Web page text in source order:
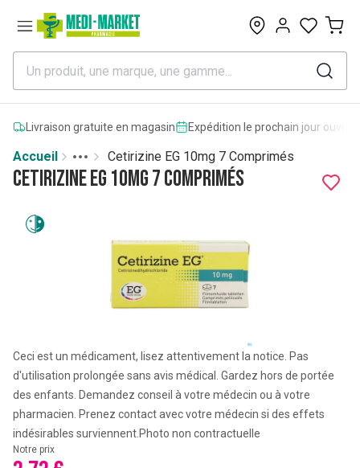
0
Livraison gratuite en magasin Expédition le prochain jour
Accueil
More
Toggle menu
Cetirizine EG 10mg 7 Comprimés
Cetirizine EG 10mg 7 Comprimés
Ceci est un médicament, lisez attentivement la notice. Pas
d'utilisation prolongée sans avis médical. Gardez hors de portée
des enfants. Demandez conseil à votre médecin ou à votre
pharmacien. Prenez contact avec votre médecin si des effets
indésirables surviennent. Photo non contractuelle
Notre prix